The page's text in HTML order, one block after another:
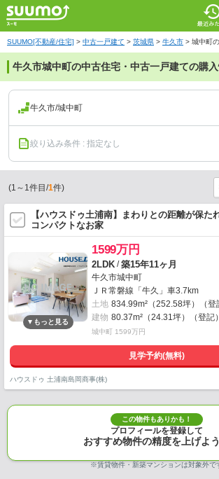
SUUMO[不動産/住宅] > 中古一戸建て > 茨城県 > 牛久市 > 城中町
牛久市城中町の中古住宅・中古一戸建ての購
牛久市/城中町
絞り込み条件 : 指定なし
(1 ～ 1件目/1件)
【ハウスドゥ土浦南】まわりとの距離が保た
コンパクトなお家
1599万円
2LDK /築15年11ヶ月
牛久市城中町
ＪＲ常磐線「牛久」車3.7km
土地 834.99m²（252.58坪）（登
建物 80.37m²（24.31坪）（登記）
城中町 1599万円
見学予約(無料)
ハウスドゥ 土浦南島岡商事(株)
この物件もありかも！
プロフィールを登録して
おすすめ物件の精度を上げよう
※賃貸物件・新築マンションは対象外で